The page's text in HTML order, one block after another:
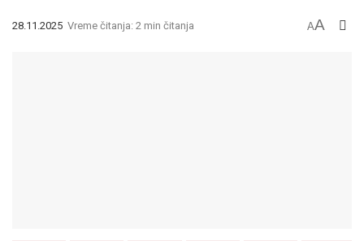
28.11.2025 Vreme čitanja: 2 min čitanja AA